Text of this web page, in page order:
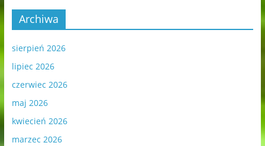
Archiwa
sierpień 2026
lipiec 2026
czerwiec 2026
maj 2026
kwiecień 2026
marzec 2026